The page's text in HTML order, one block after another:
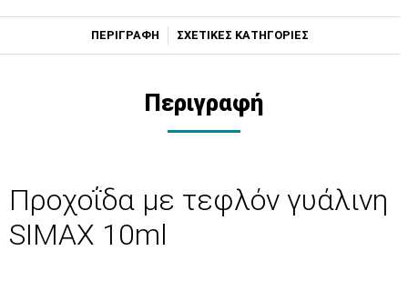
ΠΕΡΙΓΡΑΦΗ ΣΧΕΤΙΚΕΣ ΚΑΤΗΓΟΡΙΕΣ
Περιγραφή
Προχοΐδα με τεφλόν γυάλινη
SIMAX 10ml